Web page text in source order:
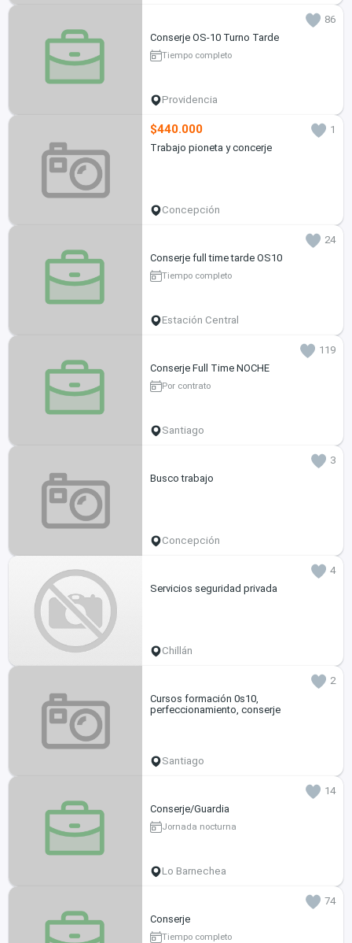
86
Conserje OS-10 Turno Tarde
Tiempo completo
Providencia
$440.000
1
Trabajo pioneta y concerje
Concepción
24
Conserje full time tarde OS10
Tiempo completo
Estación Central
119
Conserje Full Time NOCHE
Por contrato
Santiago
3
Busco trabajo
Concepción
4
Servicios seguridad privada
Chillán
2
Cursos formación 0s10,
perfeccionamiento, conserje
Santiago
14
Conserje/Guardia
Jornada nocturna
Lo Barnechea
74
Conserje
Tiempo completo